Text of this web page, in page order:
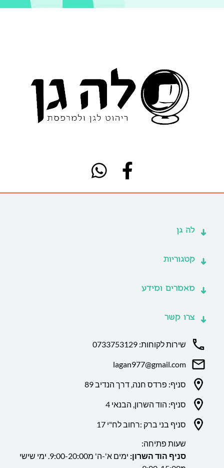
לה גן
קטגוריות
מאמרים ומידע
צרו קשר
שירות לקוחות: 0733753129
lagan977@gmail.com
סניף: פרדס חנה, דרך הנדיב 89
סניף: הוד השרון, הבנאי 4
סניף בני ברק :רחוב לח"י 17
שעות פתיחה:
סניף הוד השרון:
ימים א'-ה' מ9:00-20:00. ימי שישי